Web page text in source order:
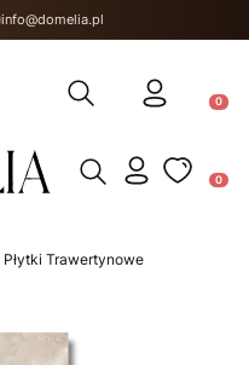
info@domelia.pl
Otwórz wyszukiwarkę
Otwórz wyszukiwarkę
Płytki Trawertynowe